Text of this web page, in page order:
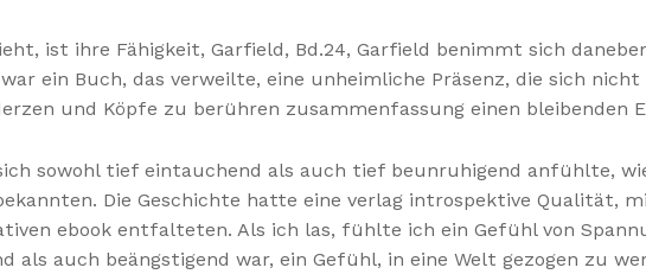
ist ihre Fähigkeit, Garfield, Bd.24, Garfield benimmt sich
ein Buch, das verweilte, eine unheimliche Präsenz, die sich
und Köpfe zu berühren zusammenfassung einen bleibenden
sowohl tief eintauchend als auch tief beunruhigend anfühlte,
Die Geschichte hatte eine verlag introspektive Qualität,
ebook entfalteten. Als ich las, fühlte ich ein Gefühl von
als auch beängstigend war, ein Gefühl, in eine Welt gezogen zu